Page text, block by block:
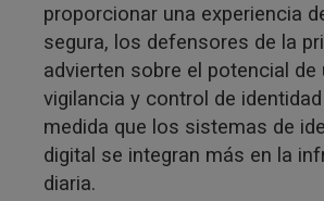
proporcionar una experiencia
segura, los defensores de la
advierten sobre el potencial de
vigilancia y control de
medida que los sistemas de
digital se integran más en la
diaria.